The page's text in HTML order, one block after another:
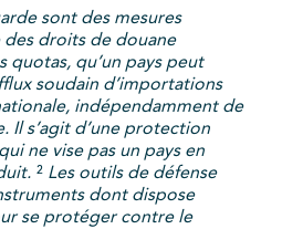
sont des mesures
droits de douane
quotas, qu’un pays peut
soudain d’importations
indépendamment de
Il s’agit d’une protection
ne vise pas un pays en
² Les outils de défense
dont dispose
se protéger contre le